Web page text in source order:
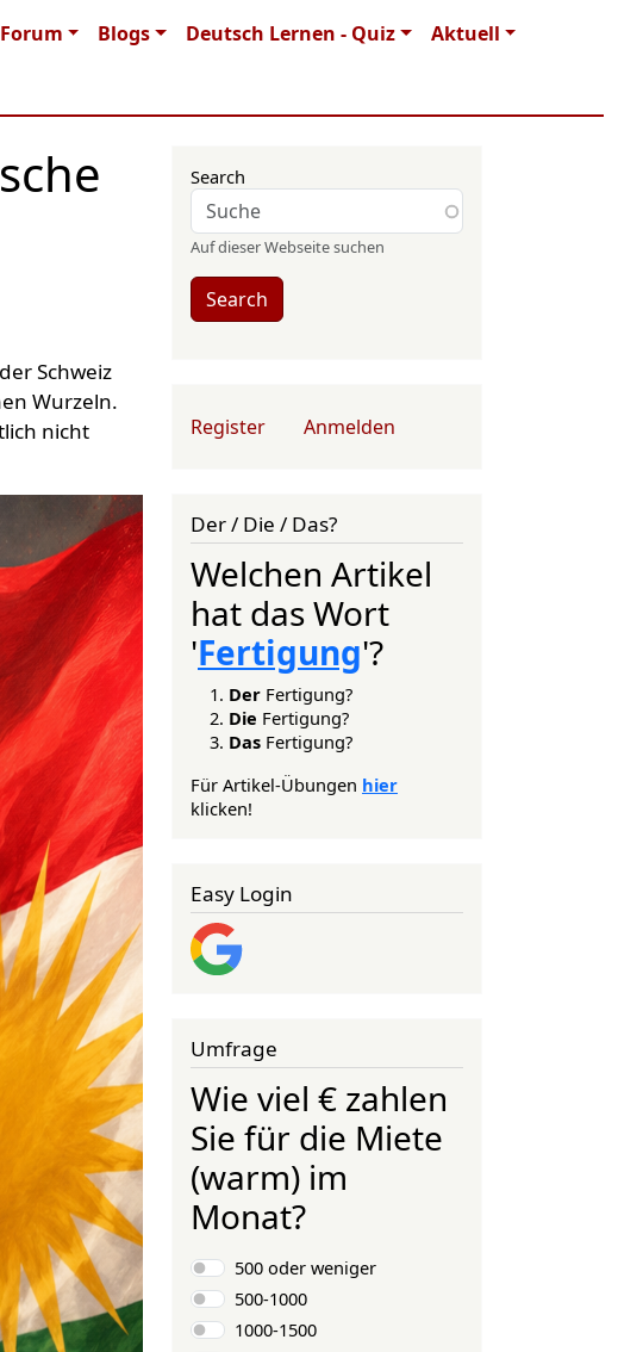
Forum Blogs Deutsch Lernen - Quiz
Aktuell
Schweiz
Wurzeln.
nicht
Search
Auf dieser Webseite suchen
Search
User account menu
Register Anmelden
Der / Die / Das?
Welchen Artikel
hat das Wort
'Fertigung'?
Der Fertigung?
Die Fertigung?
Das Fertigung?
Für Artikel-Übungen hier
klicken!
Easy Login
Umfrage
Wie viel € zahlen
Sie für die Miete
(warm) im
Monat?
Auswahlmöglichkeiten
500 oder weniger
500-1000
1000-1500